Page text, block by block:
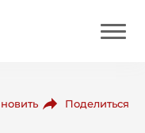
Поделиться